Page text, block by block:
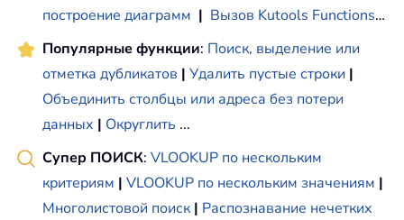
построение диаграмм | Вызов Kutools Functions…
Популярные функции: Поиск, выделение или
отметка дубликатов | Удалить пустые строки |
Объединить столбцы или адреса без потери
данных | Округлить ...
Супер ПОИСК: VLOOKUP по нескольким
критериям | VLOOKUP по нескольким значениям |
Многолистовой поиск | Распознавание нечетких